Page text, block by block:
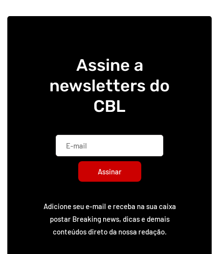
Assine a
newsletters do
CBL
Assinar
Adicione seu e-mail e receba na sua caixa
postar Breaking news, dicas e demais
conteúdos direto da nossa redação.